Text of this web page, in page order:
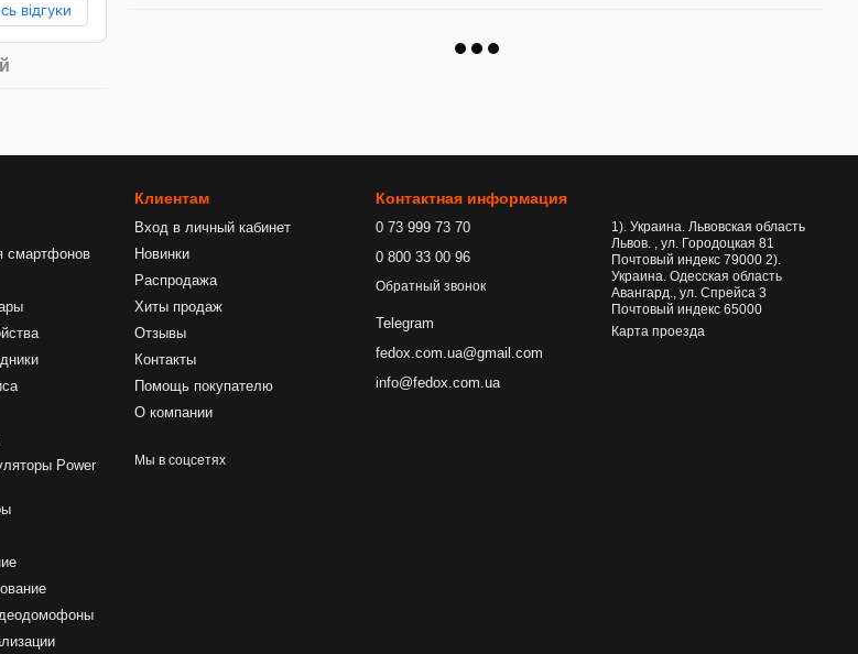
відгуки
смартфонов
Power
Клиентам
Вход в личный кабинет
Новинки
Распродажа
Хиты продаж
Отзывы
Контакты
Помощь покупателю
О компании
Мы в соцсетях
Контактная информация
0 73 999 73 70
0 800 33 00 96
Обратный звонок
Telegram
fedox.com.ua@gmail.com
info@fedox.com.ua
1). Украина. Львовская область
Львов. , ул. Городоцкая 81
Почтовый индекс 79000 2).
Украина. Одесская область
Авангард., ул. Спрейса 3
Почтовый индекс 65000
Карта проезда